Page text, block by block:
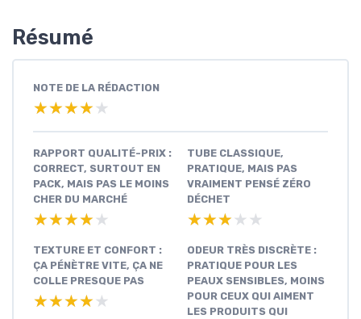
Résumé
NOTE DE LA RÉDACTION
★★★★★
★★★★★
RAPPORT QUALITÉ-PRIX :
CORRECT, SURTOUT EN
PACK, MAIS PAS LE MOINS
CHER DU MARCHÉ
★★★★★
★★★★★
TUBE CLASSIQUE,
PRATIQUE, MAIS PAS
VRAIMENT PENSÉ ZÉRO
DÉCHET
★★★★★
★★★★★
TEXTURE ET CONFORT :
ÇA PÉNÈTRE VITE, ÇA NE
COLLE PRESQUE PAS
★★★★★
★★★★★
ODEUR TRÈS DISCRÈTE :
PRATIQUE POUR LES
PEAUX SENSIBLES, MOINS
POUR CEUX QUI AIMENT
LES PRODUITS QUI